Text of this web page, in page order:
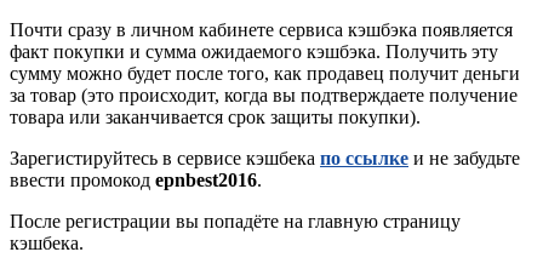
Почти сразу в личном кабинете сервиса кэшбэка появляется
факт покупки и сумма ожидаемого кэшбэка. Получить эту
сумму можно будет после того, как продавец получит деньги
за товар (это происходит, когда вы подтверждаете получение
товара или заканчивается срок защиты покупки).
Зарегистируйтесь в сервисе кэшбека по ссылке и не забудьте
ввести промокод epnbest2016.
После регистрации вы попадёте на главную страницу
кэшбека.